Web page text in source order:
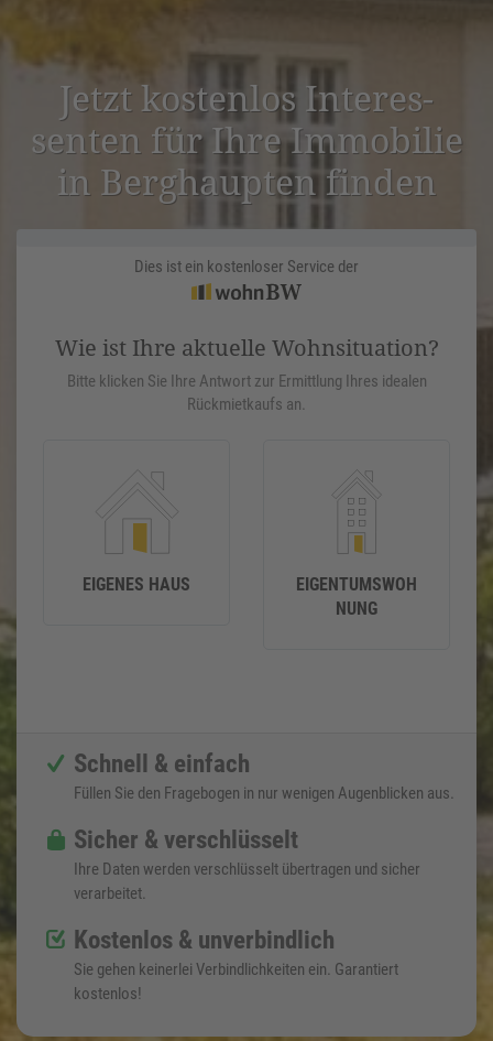
Jetzt kostenlos Inter­es­
senten für Ihre Immobilie
in Berghaupten finden
Dies ist ein kostenloser Service der
Wie ist Ihre aktuelle Wohnsituation?
Bitte klicken Sie Ihre Antwort zur Ermittlung Ihres idealen
Rückmietkaufs an.
EIGENES HAUS
EIGENTUMSWOH
NUNG
Schnell & einfach
Füllen Sie den Fragebogen in nur wenigen Augenblicken aus.
Sicher & verschlüsselt
Ihre Daten werden verschlüsselt übertragen und sicher
verarbeitet.
Kostenlos & unverbindlich
Sie gehen keinerlei Verbindlichkeiten ein. Garantiert
kostenlos!